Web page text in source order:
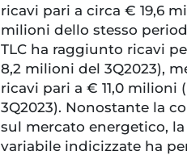
ricavi pari a circa € 19,6
milioni dello stesso
TLC ha raggiunto ricavi
8,2 milioni del 3Q2023),
ricavi pari a € 11,0 milioni
3Q2023). Nonostante la
sul mercato energetico,
variabile indicizzate ha